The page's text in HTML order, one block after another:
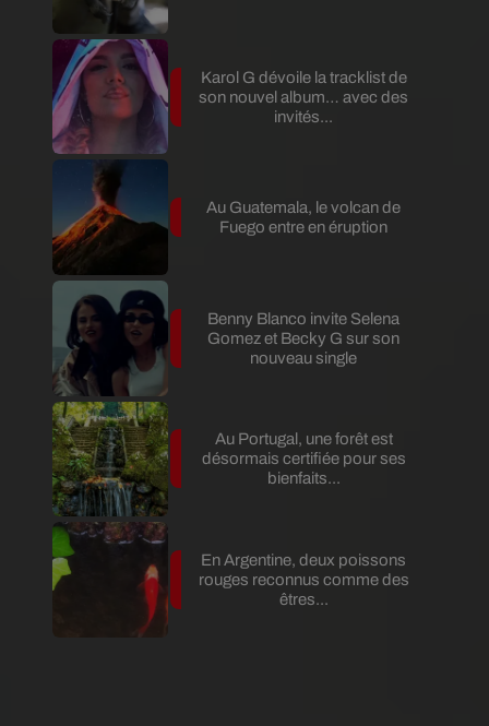
Karol G dévoile la tracklist de
son nouvel album… avec des
invités...
Au Guatemala, le volcan de
Fuego entre en éruption
Benny Blanco invite Selena
Gomez et Becky G sur son
nouveau single
Au Portugal, une forêt est
désormais certifiée pour ses
bienfaits...
En Argentine, deux poissons
rouges reconnus comme des
êtres...